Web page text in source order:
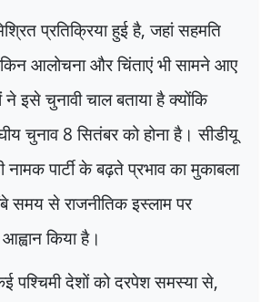
प्रतिक्रिया हुई है,जहां सहमति
आलोचना और चिंताएं भी सामने आए
चुनावी चाल बताया है क्योंकि
चुनाव8सितंबर को होना है। सीडीयू
नामक पार्टी के बढ़ते प्रभाव का मुकाबला
समय से राजनीतिक इस्लाम पर
किया है।
पश्चिमी देशों को दरपेश समस्या से,